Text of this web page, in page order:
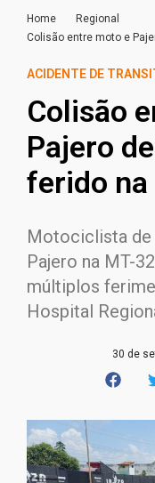
Home
Regional
Colisão entre moto e
ACIDENTE DE
Colisão
Pajero
ferido na
Motociclista de
Pajero na MT-
múltiplos
Hospital
30 de